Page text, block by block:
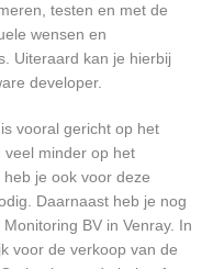
testen en met de
wensen en
Uiteraard kan je hierbij
developer.
vooral gericht op het
minder op het
je ook voor deze
Daarnaast heb je nog
BV in Venray. In
voor de verkoop van de